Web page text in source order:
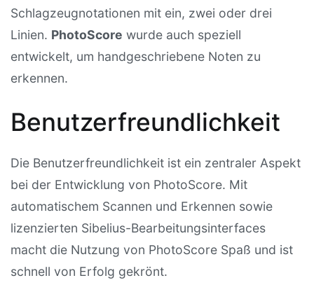
Schlagzeugnotationen mit ein, zwei oder drei
Linien. PhotoScore wurde auch speziell
entwickelt, um handgeschriebene Noten zu
erkennen.
Benutzerfreundlichkeit
Die Benutzerfreundlichkeit ist ein zentraler Aspekt
bei der Entwicklung von PhotoScore. Mit
automatischem Scannen und Erkennen sowie
lizenzierten Sibelius-Bearbeitungsinterfaces
macht die Nutzung von PhotoScore Spaß und ist
schnell von Erfolg gekrönt.